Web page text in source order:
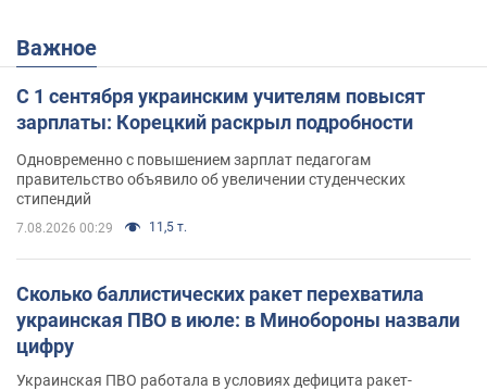
Важное
С 1 сентября украинским учителям повысят
зарплаты: Корецкий раскрыл подробности
Одновременно с повышением зарплат педагогам
правительство объявило об увеличении студенческих
стипендий
7.08.2026 00:29 11,5 т.
Сколько баллистических ракет перехватила
украинская ПВО в июле: в Минобороны назвали
цифру
Украинская ПВО работала в условиях дефицита ракет-